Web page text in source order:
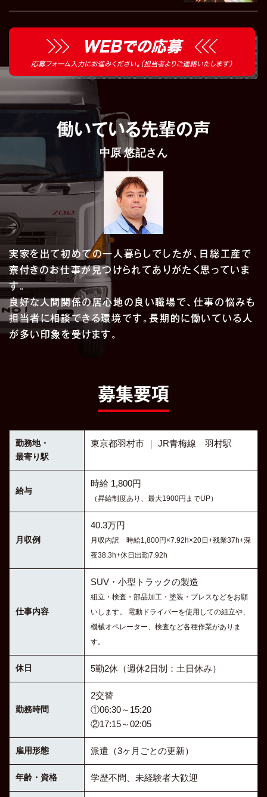
働いている先輩の声
中原 悠記さん
実家を出て初めての一人暮らしでしたが、日総工産で
寮付きのお仕事が見つけられてありがたく思っていま
す。
良好な人間関係の居心地の良い職場で、仕事の悩みも
担当者に相談できる環境です。長期的に働いている人
が多い印象を受けます。
募集要項
勤務地・
最寄り駅
東京都羽村市 ｜ JR青梅線 羽村駅
給与
時給 1,800円
（昇給制度あり、最大1900円までUP）
月収例
40.3万円
月収内訳 時給1,800円×7.92h×20日+残業37h+深
夜38.3h+休日出勤7.92h
仕事内容
SUV・小型トラックの製造
組立・検査・部品加工・塗装・プレスなどをお願
いします。 電動ドライバーを使用しての組立や、
機械オペレーター、検査など各種作業がありま
す。
休日 5勤2休（週休2日制：土日休み）
勤務時間
2交替
①06:30～15:20
②17:15～02:05
雇用形態 派遣（3ヶ月ごとの更新）
年齢・資格 学歴不問、未経験者大歓迎